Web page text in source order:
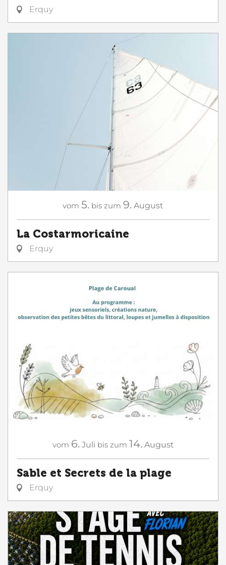
Erquy
vom 5. bis zum 9. August
La Costarmoricaine
Erquy
vom 6. Juli bis zum 14. August
Sable et Secrets de la plage
Erquy